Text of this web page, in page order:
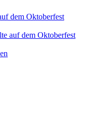
dem Oktoberfest
auf dem Oktoberfest